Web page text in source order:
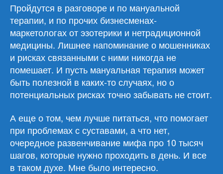
Пройдутся в разговоре и по мануальной
терапии, и по прочих бизнесменах-
маркетологах от эзотерики и нетрадиционной
медицины. Лишнее напоминание о мошенниках
и рисках связанными с ними никогда не
помешает. И пусть мануальная терапия может
быть полезной в каких-то случаях, но о
потенциальных рисках точно забывать не стоит.
А еще о том, чем лучше питаться, что помогает
при проблемах с суставами, а что нет,
очередное развенчивание мифа про 10 тысяч
шагов, которые нужно проходить в день. И все
в таком духе. Мне было интересно.